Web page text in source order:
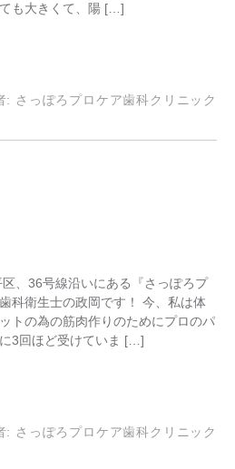
も大きくて、陽 […]
: さっぽろプロケア歯科クリニック
、36号線沿いにある『さっぽろプ
科衛生士の政岡です！ 今、私は体
トの為の筋肉作りのためにプロのパ
3回ほど受けていま […]
: さっぽろプロケア歯科クリニック